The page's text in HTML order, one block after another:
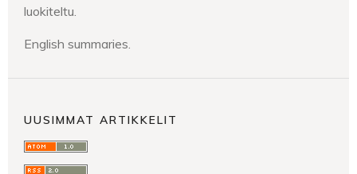
luokiteltu.
English summaries.
UUSIMMAT ARTIKKELIT